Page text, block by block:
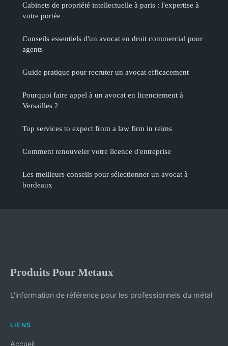
Cabinets de propriété intellectuelle à paris : l'expertise à
votre portée
Conseils essentiels d'un avocat en droit commercial pour
agents
Guide pratique pour recruter un avocat efficacement
Pourquoi faire appel à un avocat en licenciement à
Versailles ?
Top services to expect from a law firm in reims
Comment renouveler votre licence d'entreprise
Les meilleurs conseils pour sélectionner un avocat à
bordeaux
Produits Pour Metaux
L'information de référence pour les professionnels du métal
LIENS
Accueil